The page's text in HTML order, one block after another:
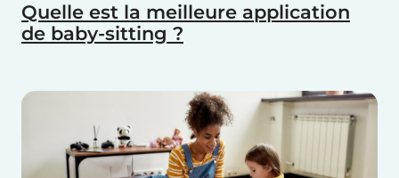
Quelle est la meilleure application
de baby-sitting ?